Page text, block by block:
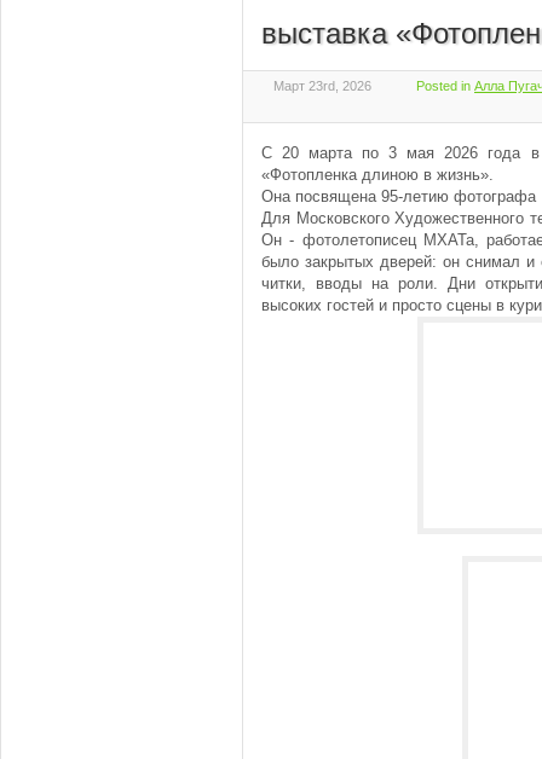
выставка
Март 23rd, 2026 Posted in Алла
С 20 марта по 3 мая 2026 года
«Фотопленка длиною в жизнь».
Она посвящена 95-летию фотографа
Для Московского Художественного
Он - фотолетописец МХАТа,
было закрытых дверей: он снимал и
читки, вводы на роли. Дни
высоких гостей и просто сцены в